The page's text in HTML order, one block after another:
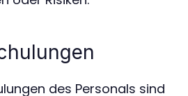
des Personals sind